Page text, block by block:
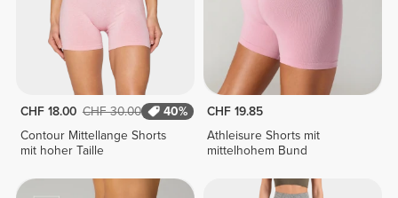
CHF 18.00 CHF 30.00
40%
Contour Mittellange Shorts
mit hoher Taille
CHF 19.85
Athleisure Shorts mit
mittelhohem Bund